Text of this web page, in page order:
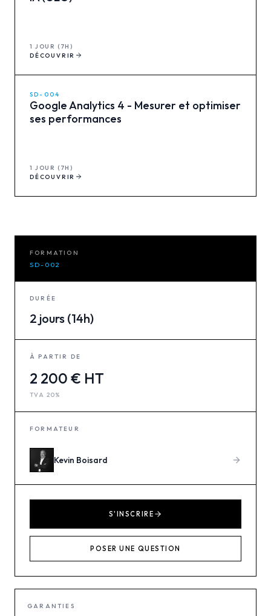
1 JOUR (7H)
DÉCOUVRIR
SD-004
Google Analytics 4 - Mesurer et optimiser
ses performances
1 JOUR (7H)
DÉCOUVRIR
FORMATION
SD-002
DURÉE
2 jours (14h)
À PARTIR DE
2 200 € HT
TVA 20%
FORMATEUR
Kevin Boisard
S'INSCRIRE
POSER UNE QUESTION
GARANTIES